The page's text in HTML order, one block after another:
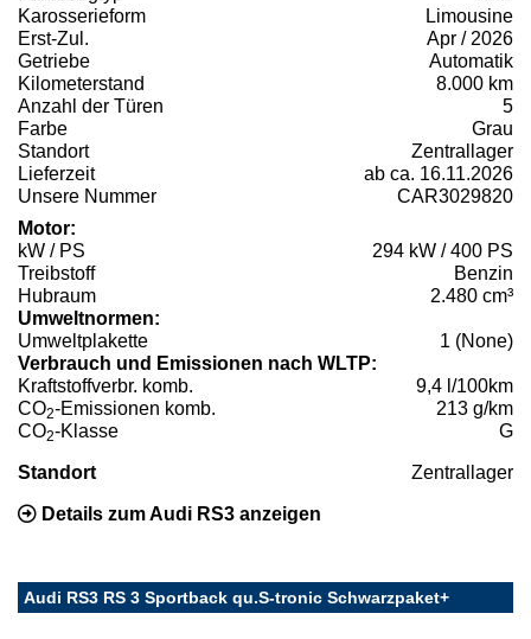
Karosserieform
Limousine
Erst-Zul.
Apr / 2026
Getriebe
Automatik
Kilometerstand
8.000 km
Anzahl der Türen
5
Farbe
Grau
Standort
Zentrallager
Lieferzeit
ab ca. 16.11.2026
Unsere Nummer
CAR3029820
Motor:
kW / PS
294 kW / 400 PS
Treibstoff
Benzin
Hubraum
2.480 cm³
Umweltnormen:
Umweltplakette
1 (None)
Verbrauch und Emissionen nach WLTP:
Kraftstoffverbr. komb.
9,4 l/100km
CO2-Emissionen komb.
213 g/km
CO2-Klasse G
Standort Zentrallager
Details zum Audi RS3 anzeigen
Audi RS3 RS 3 Sportback qu.S-tronic Schwarzpaket+